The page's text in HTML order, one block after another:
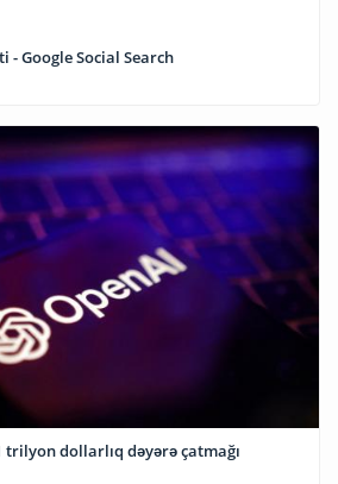
- Google Social Search
trilyon dollarlıq dəyərə çatmağı